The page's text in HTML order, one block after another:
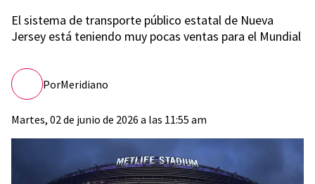
El sistema de transporte público estatal de Nueva
Jersey está teniendo muy pocas ventas para el Mundial
PorMeridiano
Martes, 02 de junio de 2026 a las 11:55 am